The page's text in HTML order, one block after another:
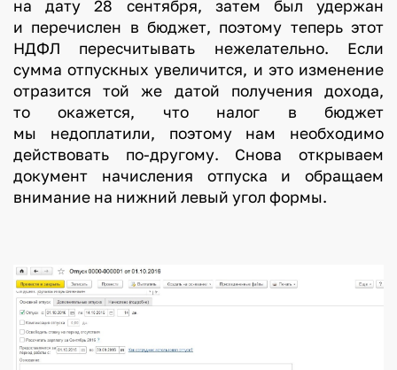
на дату 28 сентября, затем был удержан
и перечислен в бюджет, поэтому теперь этот
НДФЛ пересчитывать нежелательно. Если
сумма отпускных увеличится, и это изменение
отразится той же датой получения дохода,
то окажется, что налог в бюджет
мы недоплатили, поэтому нам необходимо
действовать по-другому. Снова открываем
документ начисления отпуска и обращаем
внимание на нижний левый угол формы.